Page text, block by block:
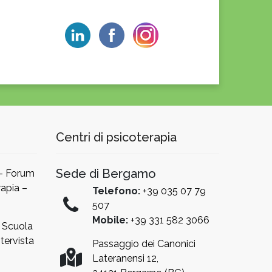
Forum
–
Centri di psicoterapia
Sede di Bergamo
Telefono: +39 035 07 79
507
Mobile: +39 331 582 3066
Passaggio dei Canonici
Lateranensi 12,